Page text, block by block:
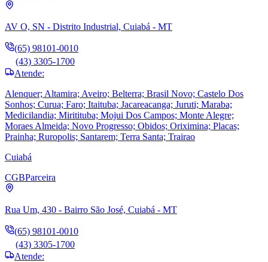
AV O, SN - Distrito Industrial, Cuiabá - MT
(65) 98101-0010
(43) 3305-1700
Atende:
Alenquer; Altamira; Aveiro; Belterra; Brasil Novo; Castelo Dos
Sonhos; Curua; Faro; Itaituba; Jacareacanga; Juruti; Maraba;
Medicilandia; Miritituba; Mojui Dos Campos; Monte Alegre;
Moraes Almeida; Novo Progresso; Obidos; Oriximina; Placas;
Prainha; Ruropolis; Santarem; Terra Santa; Trairao
Cuiabá
CGBParceira
Rua Um, 430 - Bairro São José, Cuiabá - MT
(65) 98101-0010
(43) 3305-1700
Atende: